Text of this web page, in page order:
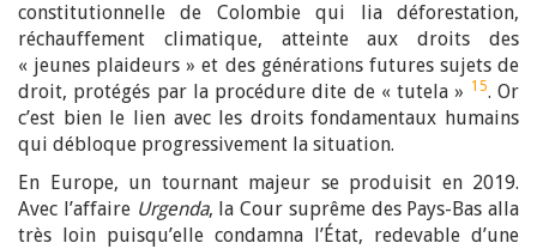
constitutionnelle de Colombie qui lia déforestation,
réchauffement climatique, atteinte aux droits des
« jeunes plaideurs » et des générations futures sujets de
droit, protégés par la procédure dite de « tutela » 15. Or
c’est bien le lien avec les droits fondamentaux humains
qui débloque progressivement la situation.
En Europe, un tournant majeur se produisit en 2019.
Avec l’affaire Urgenda, la Cour suprême des Pays-Bas alla
très loin puisqu’elle condamna l’État, redevable d’une